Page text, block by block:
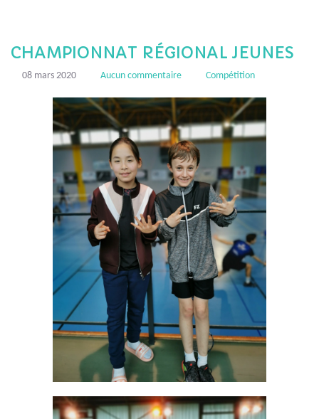
CHAMPIONNAT RÉGIONAL JEUNES
08 mars 2020 Aucun commentaire Compétition